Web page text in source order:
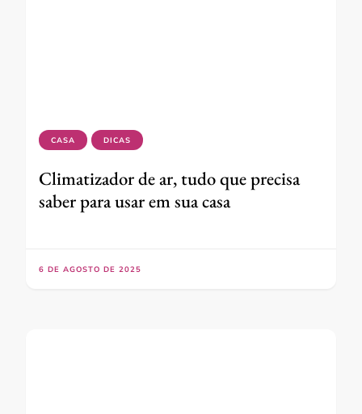
CASA DICAS
Climatizador de ar, tudo que precisa
saber para usar em sua casa
6 DE AGOSTO DE 2025